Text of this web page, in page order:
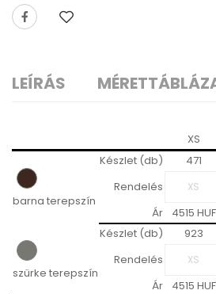
LEÍRÁS
XS
barna terepszín
Készlet (db) 471
Rendelés
Ár
4515 HUF
szürke terepszín
Készlet (db) 923
Rendelés
Ár
4515 HUF